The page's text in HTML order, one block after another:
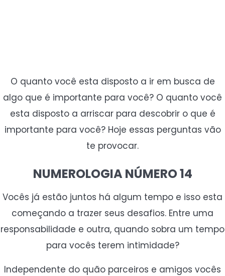
O quanto você esta disposto a ir em busca de
algo que é importante para você? O quanto você
esta disposto a arriscar para descobrir o que é
importante para você? Hoje essas perguntas vão
te provocar.
NUMEROLOGIA NÚMERO 14
Vocês já estão juntos há algum tempo e isso esta
começando a trazer seus desafios. Entre uma
responsabilidade e outra, quando sobra um tempo
para vocês terem intimidade?
Independente do quão parceiros e amigos vocês